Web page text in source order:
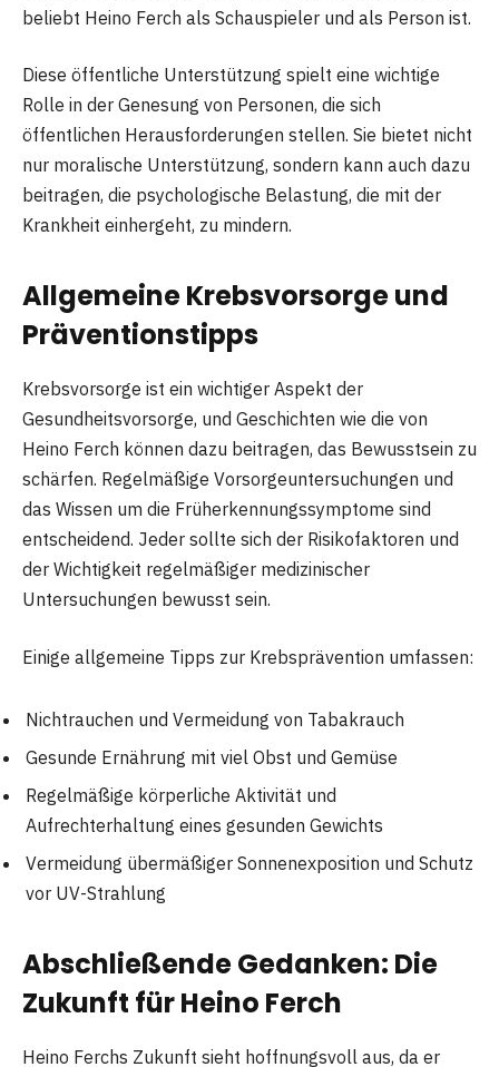
beliebt Heino Ferch als Schauspieler und als Person ist.
Diese öffentliche Unterstützung spielt eine wichtige
Rolle in der Genesung von Personen, die sich
öffentlichen Herausforderungen stellen. Sie bietet nicht
nur moralische Unterstützung, sondern kann auch dazu
beitragen, die psychologische Belastung, die mit der
Krankheit einhergeht, zu mindern.
Allgemeine Krebsvorsorge und
Präventionstipps
Krebsvorsorge ist ein wichtiger Aspekt der
Gesundheitsvorsorge, und Geschichten wie die von
Heino Ferch können dazu beitragen, das Bewusstsein zu
schärfen. Regelmäßige Vorsorgeuntersuchungen und
das Wissen um die Früherkennungssymptome sind
entscheidend. Jeder sollte sich der Risikofaktoren und
der Wichtigkeit regelmäßiger medizinischer
Untersuchungen bewusst sein.
Einige allgemeine Tipps zur Krebsprävention umfassen:
Nichtrauchen und Vermeidung von Tabakrauch
Gesunde Ernährung mit viel Obst und Gemüse
Regelmäßige körperliche Aktivität und
Aufrechterhaltung eines gesunden Gewichts
Vermeidung übermäßiger Sonnenexposition und Schutz
vor UV-Strahlung
Abschließende Gedanken: Die
Zukunft für Heino Ferch
Heino Ferchs Zukunft sieht hoffnungsvoll aus, da er